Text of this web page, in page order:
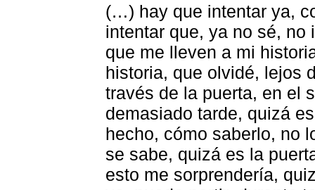
(…) hay que intentar ya,
intentar que, ya no sé, no
que me lleven a mi
historia, que olvidé, lejos
través de la puerta, en el
demasiado tarde, quizá
hecho, cómo saberlo, no
se sabe, quizá es la
esto me sorprendería,